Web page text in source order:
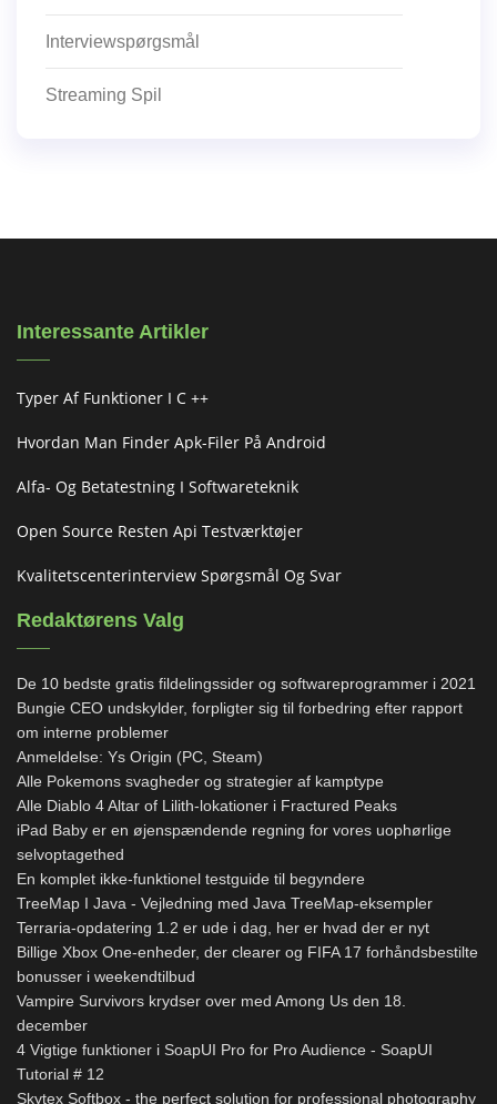
Interviewspørgsmål
Streaming Spil
Interessante Artikler
Typer Af Funktioner I C ++
Hvordan Man Finder Apk-Filer På Android
Alfa- Og Betatestning I Softwareteknik
Open Source Resten Api Testværktøjer
Kvalitetscenterinterview Spørgsmål Og Svar
Redaktørens Valg
De 10 bedste gratis fildelingssider og softwareprogrammer i 2021
Bungie CEO undskylder, forpligter sig til forbedring efter rapport
om interne problemer
Anmeldelse: Ys Origin (PC, Steam)
Alle Pokemons svagheder og strategier af kamptype
Alle Diablo 4 Altar of Lilith-lokationer i Fractured Peaks
iPad Baby er en øjenspændende regning for vores uophørlige
selvoptagethed
En komplet ikke-funktionel testguide til begyndere
TreeMap I Java - Vejledning med Java TreeMap-eksempler
Terraria-opdatering 1.2 er ude i dag, her er hvad der er nyt
Billige Xbox One-enheder, der clearer og FIFA 17 forhåndsbestilte
bonusser i weekendtilbud
Vampire Survivors krydser over med Among Us den 18.
december
4 Vigtige funktioner i SoapUI Pro for Pro Audience - SoapUI
Tutorial # 12
Skytex Softbox - the perfect solution for professional photography